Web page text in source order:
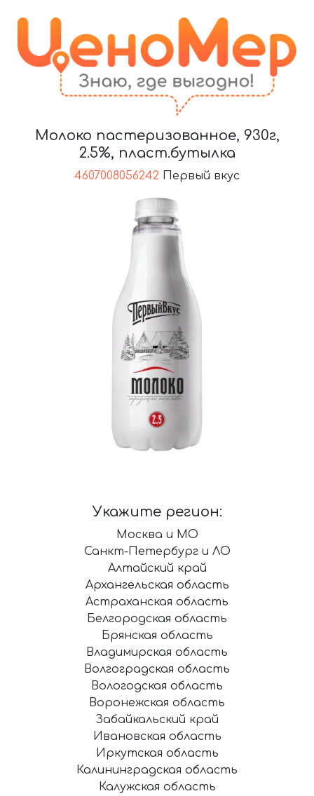
Молоко пастеризованное, 930г,
2.5%, пласт.бутылка
4607008056242 Первый вкус
Укажите регион:
Москва и МО
Санкт-Петербург и ЛО
Алтайский край
Архангельская область
Астраханская область
Белгородская область
Брянская область
Владимирская область
Волгоградская область
Вологодская область
Воронежская область
Забайкальский край
Ивановская область
Иркутская область
Калининградская область
Калужская область